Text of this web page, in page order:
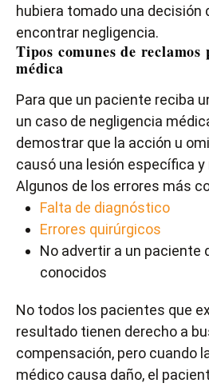
hubiera tomado una decisión
encontrar negligencia.
Tipos comunes de
médica
Para que un paciente reciba
un caso de negligencia
demostrar que la acción u
causó una lesión específica
Algunos de los errores más
Falta de diagnóstico
Errores quirúrgicos
No advertir a un paciente
conocidos
No todos los pacientes que
resultado tienen derecho a
compensación, pero cuando
médico causa daño, el